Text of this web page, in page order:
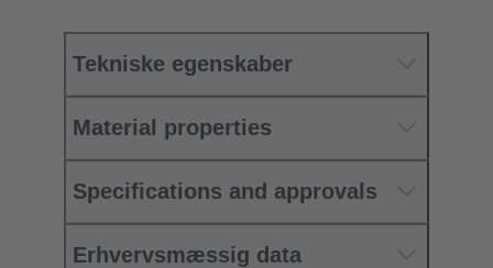
Tekniske egenskaber
Material properties
Specifications and approvals
Erhvervsmæssig data